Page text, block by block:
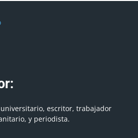
escritor, trabajador
y periodista.